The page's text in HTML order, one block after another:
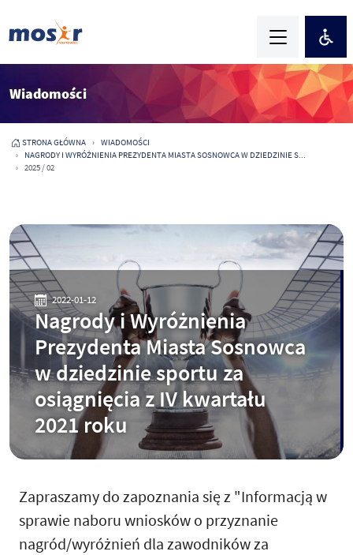
Wiadomości
STRONA GŁÓWNA
WIADOMOŚCI
NAGRODY I WYRÓŻNIENIA PREZYDENTA MIASTA SOSNOWCA W DZIEDZINIE S...
2025 / 02
2022-01-12
Nagrody i Wyróżnienia
Prezydenta Miasta Sosnowca
w dziedzinie sportu za
osiągnięcia z IV kwartału
2021 roku
Zapraszamy do zapoznania się z "Informacją w
sprawie naboru wniosków o przyznanie
nagród/wyróżnień dla zawodników za